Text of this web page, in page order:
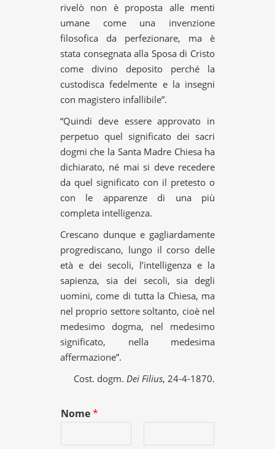
rivelò non è proposta alle menti
umane come una invenzione
filosofica da perfezionare, ma è
stata consegnata alla Sposa di Cristo
come divino deposito perché la
custodisca fedelmente e la insegni
con magistero infallibile”.
“Quindi deve essere approvato in
perpetuo quel significato dei sacri
dogmi che la Santa Madre Chiesa ha
dichiarato, né mai si deve recedere
da quel significato con il pretesto o
con le apparenze di una più
completa intelligenza.
Crescano dunque e gagliardamente
progrediscano, lungo il corso delle
età e dei secoli, l’intelligenza e la
sapienza, sia dei secoli, sia degli
uomini, come di tutta la Chiesa, ma
nel proprio settore soltanto, cioè nel
medesimo dogma, nel medesimo
significato, nella medesima
affermazione”.
Cost. dogm. Dei Filius, 24-4-1870.
Nome*